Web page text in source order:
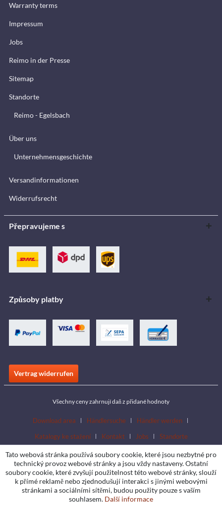
Warranty terms
Impressum
Jobs
Reimo in der Presse
Sitemap
Standorte
Reimo - Egelsbach
Über uns
Unternehmensgeschichte
Versandinformationen
Widerrufsrecht
Přepravujeme s
Způsoby platby
Vertrag widerrufen
Všechny ceny zahrnují daň z přidané hodnoty
Download area Händlersuche
Händler werden
Katalogy ke stažení
Kontakt Jobs Standorte
Tato webová stránka používá soubory cookie, které jsou nezbytné pro
technický provoz webové stránky a jsou vždy nastaveny. Ostatní
soubory cookie, které zvyšují použitelnost této webové stránky, slouží
k přímé reklamě nebo zjednodušují interakci s jinými webovými
stránkami a sociálními sítěmi, budou použity pouze s vaším
souhlasem. Další informace